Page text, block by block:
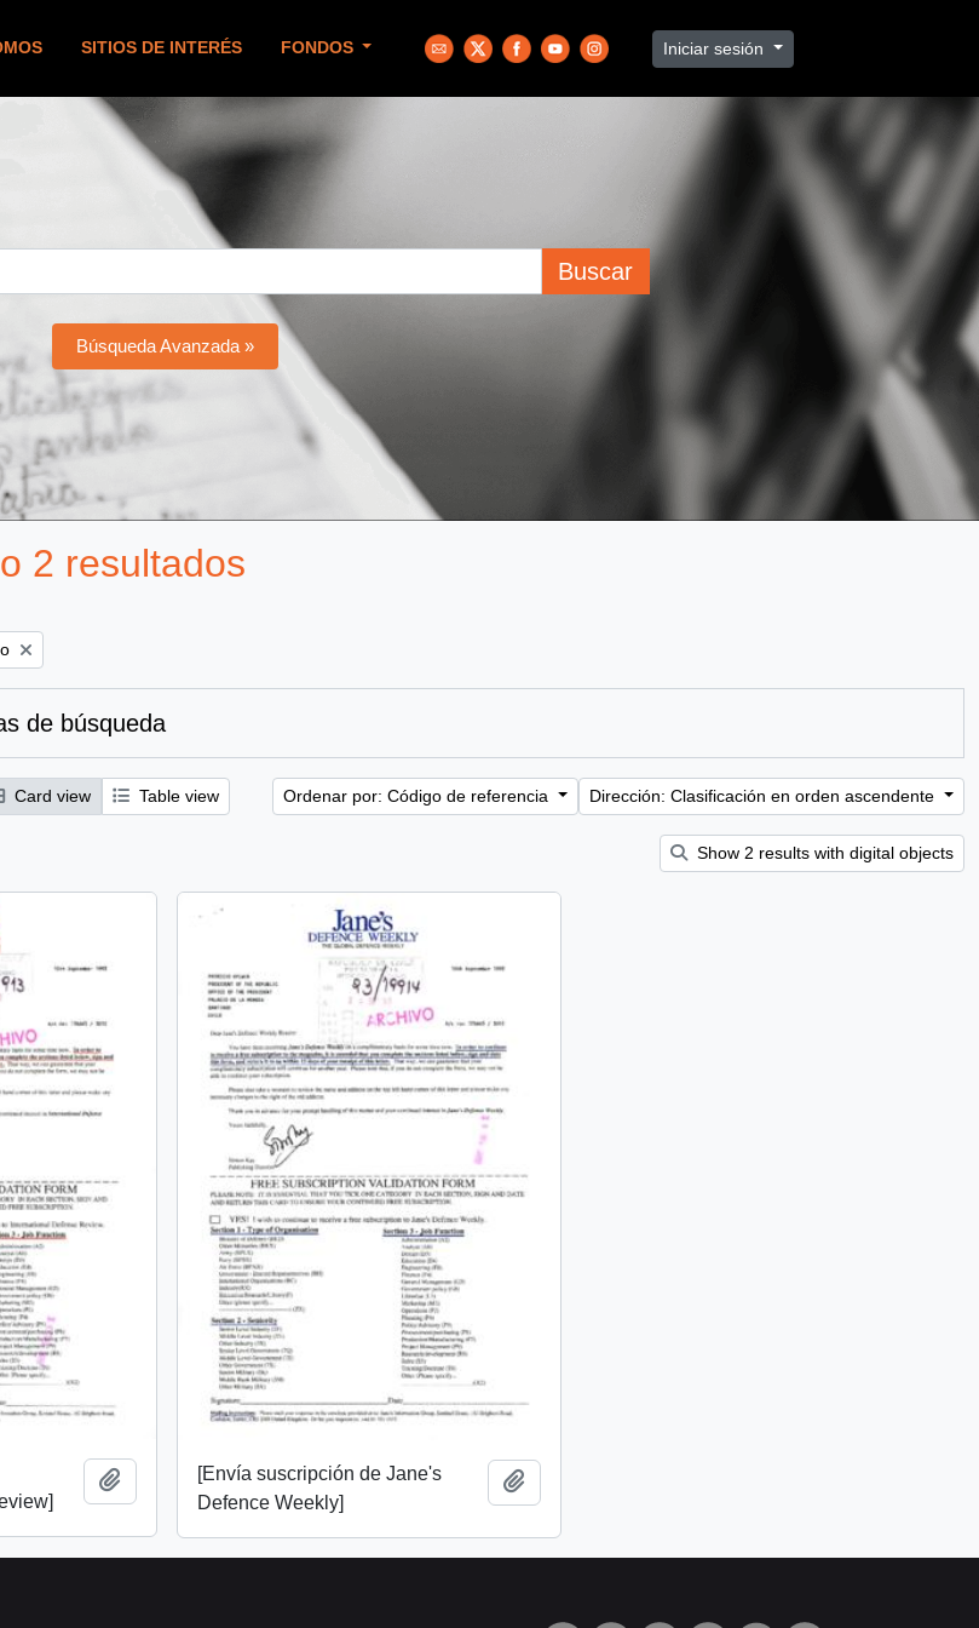
SITIOS DE INTERÉS FONDOS Iniciar sesión
Buscar
Búsqueda Avanzada »
2 resultados
de búsqueda
Card view Table view Ordenar por: Código de referencia Dirección: Clasificación en orden ascendente
Show 2 results with digital objects
Añadir al portapapeles
[Envía suscripción de Jane's
Defence Weekly]
Añadir al portapapeles